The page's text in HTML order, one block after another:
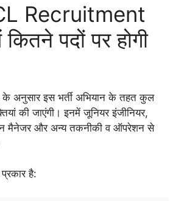
Recruitment
पदों पर होगी
के अनुसार इस भर्ती अभियान के तहत कुल
की जाएंगी। इनमें जूनियर इंजीनियर,
मैनेजर और अन्य तकनीकी व ऑपरेशन से
है: